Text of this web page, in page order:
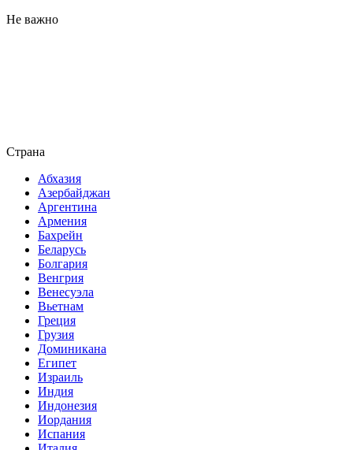
Не важно
Страна
Абхазия
Азербайджан
Аргентина
Армения
Бахрейн
Беларусь
Болгария
Венгрия
Венесуэла
Вьетнам
Греция
Грузия
Доминикана
Египет
Израиль
Индия
Индонезия
Иордания
Испания